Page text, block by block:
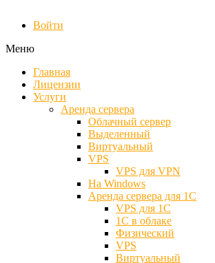
Войти
Меню
Главная
Лицензии
Услуги
Аренда сервера
Облачный сервер
Выделенный
Виртуальный
VPS
VPS для VPN
На Windows
Аренда сервера для 1С
VPS для 1С
1С в облаке
Физический
VPS
Виртуальный